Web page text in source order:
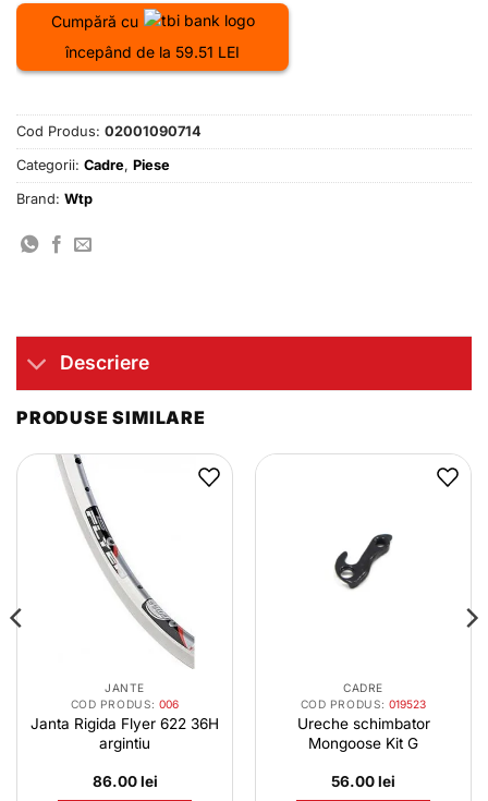
Cumpără cu
începând de la 59.51 LEI
Cod Produs: 02001090714
Categorii: Cadre, Piese
Brand: Wtp
Descriere
PRODUSE SIMILARE
JANTE
COD PRODUS:006
Janta Rigida Flyer 622 36H
argintiu
86.00lei
CADRE
COD PRODUS:019523
Ureche schimbator
Mongoose Kit G
56.00lei